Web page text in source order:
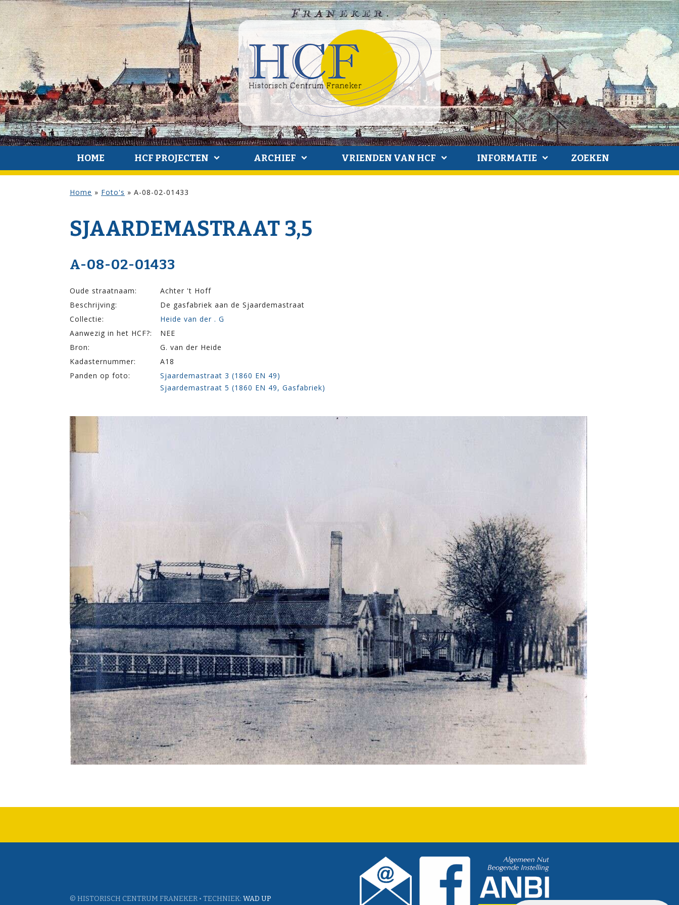
HOME HCF PROJECTEN ARCHIEF VRIENDEN VAN HCF INFORMATIE ZOEKEN
Home » Foto's » A-08-02-01433
SJAARDEMA­STRAAT 3,5
A-08-02-01433
Oude straatnaam:
Achter 't Hoff
Beschrijving:
De gasfabriek aan de Sjaardemastraat
Collectie:
Heide van der . G
Aanwezig in het HCF?:
NEE
Bron:
G. van der Heide
Kadasternummer:
A18
Panden op foto:
Sjaardemastraat 3 (1860 EN 49)
Sjaardemastraat 5 (1860 EN 49, Gasfabriek)
© HISTORISCH CENTRUM FRANEKER • TECHNIEK: WAD UP